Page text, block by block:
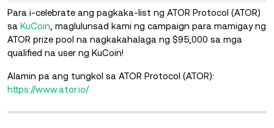
Para i-celebrate ang pagkaka-list ng ATOR Protocol (ATOR)
sa KuCoin , maglulunsad kami ng campaign para mamigay ng
ATOR prize pool na nagkakahalaga ng $95,000 sa mga
qualified na user ng KuCoin!
Alamin pa ang tungkol sa ATOR Protocol (ATOR):
https://www.ator.io/